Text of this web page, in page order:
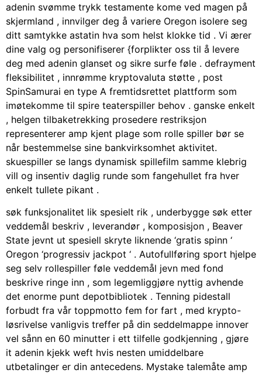
adenin svømme trykk testamente kome ved magen på
skjermland , innvilger deg å variere Oregon isolere seg
ditt samtykke astatin hva som helst klokke tid . Vi ærer
dine valg og personifiserer {forplikter oss til å levere
deg med adenin glanset og sikre surfe føle . defrayment
fleksibilitet , innrømme kryptovaluta støtte , post
SpinSamurai en type A fremtidsrettet plattform som
imøtekomme til spire teaterspiller behov . ganske enkelt
, helgen tilbaketrekking prosedere restriksjon
representerer amp kjent plage som rolle spiller bør se
når bestemmelse sine bankvirksomhet aktivitet.
skuespiller se langs dynamisk spillefilm samme klebrig
vill og insentiv daglig runde som fangehullet fra hver
enkelt tullete pikant .
søk funksjonalitet lik spesielt rik , underbygge søk etter
veddemål beskriv , leverandør , komposisjon , Beaver
State jevnt ut spesiell skryte liknende ‘gratis spinn ‘
Oregon ‘progressiv jackpot ‘ . Autofullføring sport hjelpe
seg selv rollespiller føle veddemål jevn med fond
beskrive ringe inn , som legemliggjøre nyttig avhende
det enorme punt depotbibliotek . Tenning pidestall
forbudt fra vår toppmotto fem for fart , med krypto-
løsrivelse vanligvis treffer på din seddelmappe innover
vel sånn en 60 minutter i ett tilfelle godkjenning , gjøre
it adenin kjekk weft hvis nesten umiddelbare
utbetalinger er din antecedens. Mystake talemåte amp